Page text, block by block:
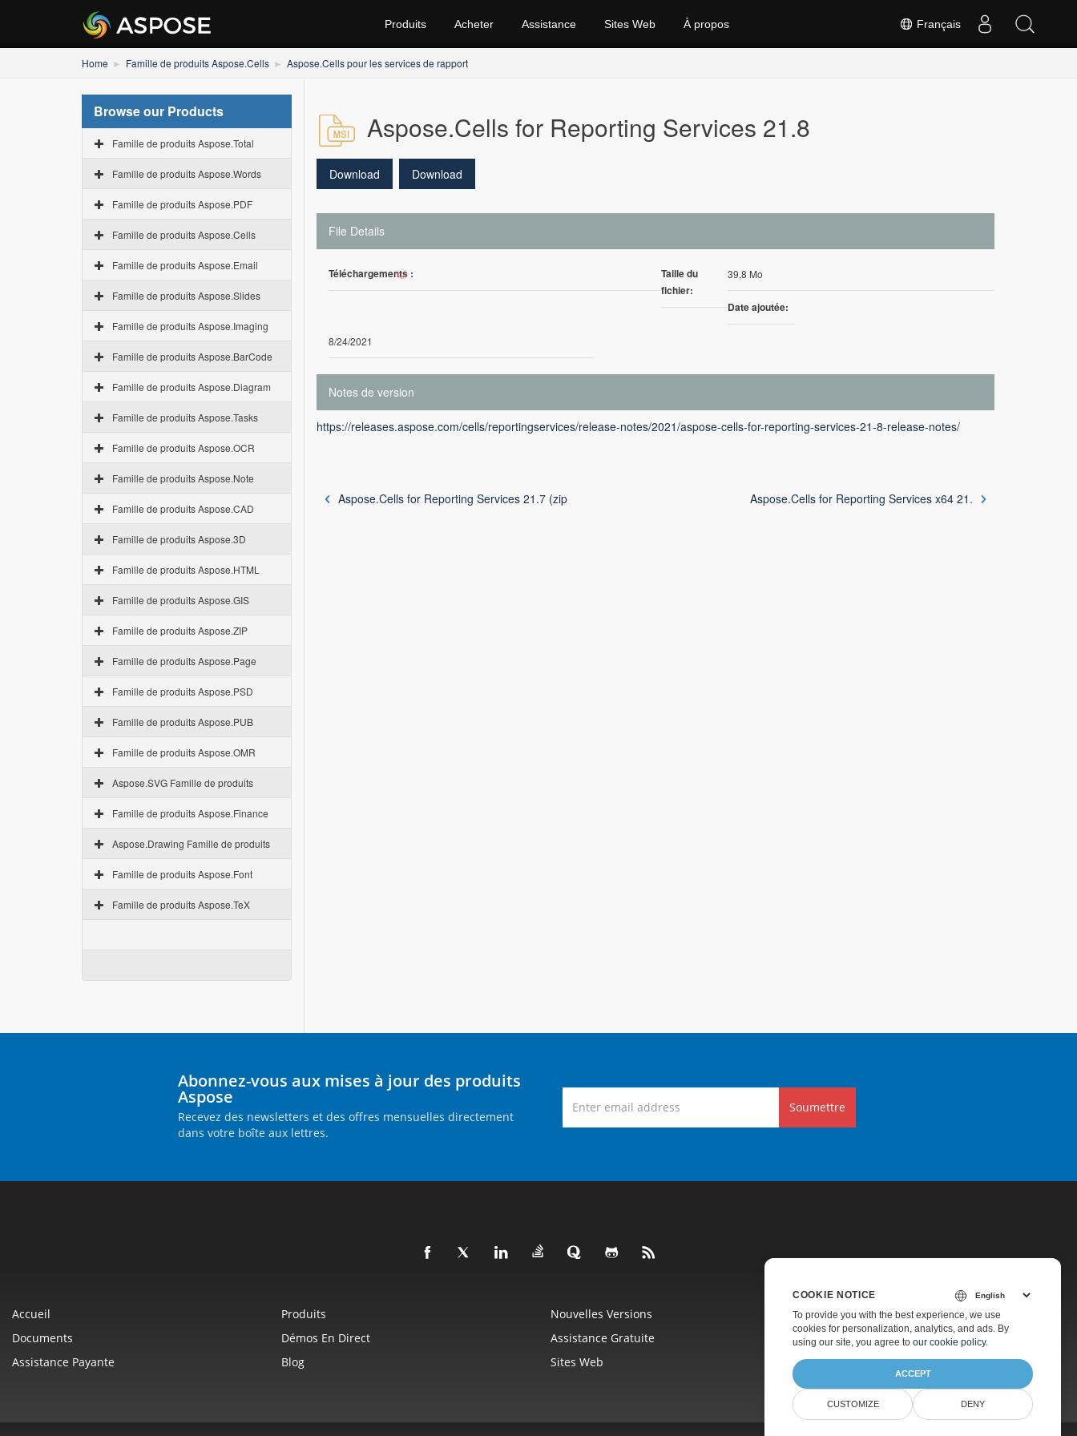
Français
Produits Acheter Assistance Sites Web À propos
Home Famille de produits Aspose.Cells Aspose.Cells pour les services de rapport
Browse our Products
Famille de produits Aspose.Total
Famille de produits Aspose.Words
Famille de produits Aspose.PDF
Famille de produits Aspose.Cells
Famille de produits Aspose.Email
Famille de produits Aspose.Slides
Famille de produits Aspose.Imaging
Famille de produits Aspose.BarCode
Famille de produits Aspose.Diagram
Famille de produits Aspose.Tasks
Famille de produits Aspose.OCR
Famille de produits Aspose.Note
Famille de produits Aspose.CAD
Famille de produits Aspose.3D
Famille de produits Aspose.HTML
Famille de produits Aspose.GIS
Famille de produits Aspose.ZIP
Famille de produits Aspose.Page
Famille de produits Aspose.PSD
Famille de produits Aspose.PUB
Famille de produits Aspose.OMR
Aspose.SVG Famille de produits
Famille de produits Aspose.Finance
Aspose.Drawing Famille de produits
Famille de produits Aspose.Font
Famille de produits Aspose.TeX
Aspose.Cells for Reporting Services 21.8
Download Download
File Details
Téléchargements :
1
Taille du
fichier:
39,8 Mo
Date ajoutée:
8/24/2021
Notes de version
https://releases.aspose.com/cells/reportingservices/release-notes/2021/aspose-cells-for-reporting-services-21-8-release-notes/
Aspose.Cells for Reporting Services 21.7 (zip Aspose.Cells for Reporting Services x64 21.
Abonnez-vous aux mises à jour des produits
Aspose
Recevez des newsletters et des offres mensuelles directement
dans votre boîte aux lettres.
Soumettre
Accueil Produits Nouvelles Versions
Tarification
Documents
Démos En Direct Assistance Gratuite
Consultation Gratuite
Assistance Payante
Blog Sites Web À Propos
COOKIE NOTICE
To provide you with the best experience, we use
cookies for personalization, analytics, and ads. By
using our site, you agree to our cookie policy.
ACCEPT
CUSTOMIZE DENY